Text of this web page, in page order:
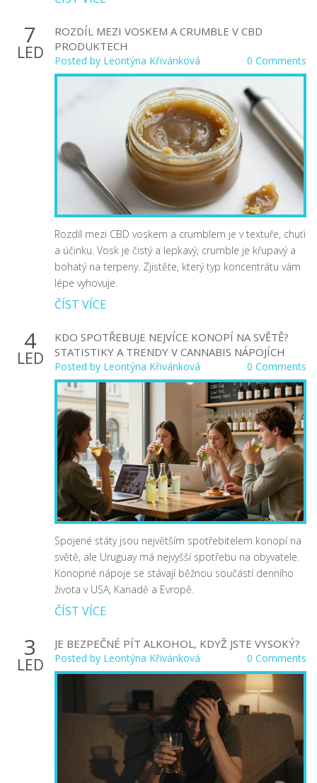
7
LED
ROZDÍL MEZI VOSKEM A CRUMBLE V CBD
PRODUKTECH
Posted by Leontýna Křivánková 0 Comments
Rozdíl mezi CBD voskem a crumblem je v textuře, chuťi
a účinku. Vosk je čistý a lepkavý, crumble je křupavý a
bohatý na terpeny. Zjistěte, který typ koncentrátu vám
lépe vyhovuje.
ČÍST VÍCE
4
LED
KDO SPOTŘEBUJE NEJVÍCE KONOPÍ NA SVĚTĚ?
STATISTIKY A TRENDY V CANNABIS NÁPOJÍCH
Posted by Leontýna Křivánková 0 Comments
Spojené státy jsou největším spotřebitelem konopí na
světě, ale Uruguay má nejvyšší spotřebu na obyvatele.
Konopné nápoje se stávají běžnou součástí denního
života v USA, Kanadě a Evropě.
ČÍST VÍCE
3
LED
JE BEZPEČNÉ PÍT ALKOHOL, KDYŽ JSTE VYSOKÝ?
Posted by Leontýna Křivánková 0 Comments